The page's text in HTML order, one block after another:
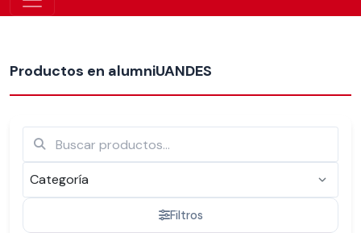
Productos en alumniUANDES
Filtros